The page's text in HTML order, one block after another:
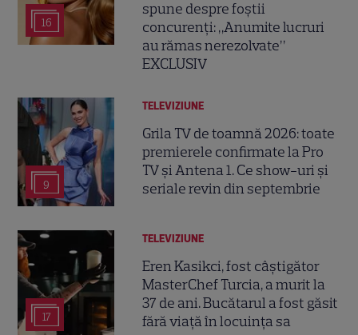
16
spune despre foștii
concurenți: „Anumite lucruri
au rămas nerezolvate”
EXCLUSIV
9
TELEVIZIUNE
Grila TV de toamnă 2026: toate
premierele confirmate la Pro
TV și Antena 1. Ce show-uri și
seriale revin din septembrie
17
TELEVIZIUNE
Eren Kasikci, fost câștigător
MasterChef Turcia, a murit la
37 de ani. Bucătarul a fost găsit
fără viață în locuința sa